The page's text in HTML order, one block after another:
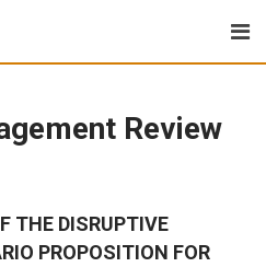
Review
THE DISRUPTIVE
PROPOSITION FOR